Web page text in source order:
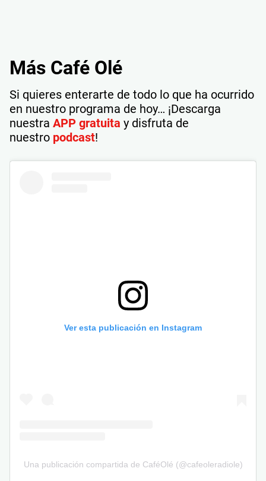
Más Café Olé
Si quieres enterarte de todo lo que ha ocurrido
en nuestro programa de hoy… ¡Descarga
nuestra APP gratuita y disfruta de
nuestro podcast!
Ver esta publicación en Instagram
Una publicación compartida de CaféOlé (@cafeoleradiole)